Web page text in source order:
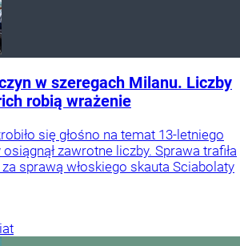
w szeregach Milanu. Liczby
robią wrażenie
się głośno na temat 13-letniego
zawrotne liczby. Sprawa trafiła
sprawą włoskiego skauta Sciabolaty